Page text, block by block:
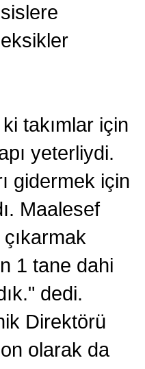
eksikler
takımlar için
yeterliydi.
gidermek için
Maalesef
1 tane dahi
dedi.
Direktörü
olarak da